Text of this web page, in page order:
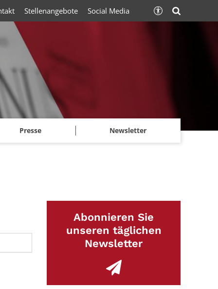
Presse Newsletter
Stellenangebote Social Media
Abonnieren Sie
unseren täglichen
Newsletter